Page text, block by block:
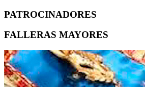
PATROCINADORES
FALLERAS MAYORES